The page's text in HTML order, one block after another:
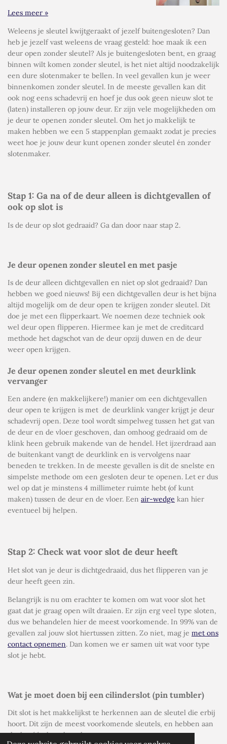
Lees meer »
Weleens je sleutel kwijtgeraakt of jezelf buitengesloten? Dan
heb je jezelf vast weleens de vraag gesteld: hoe maak ik een
deur open zonder sleutel? Als je buitengesloten bent, en graag
binnen wilt komen zonder sleutel, is het niet altijd noodzakelijk
een dure slotenmaker te bellen. In veel gevallen kun je weer
binnenkomen zonder sleutel. In de meeste gevallen kan dit
ook nog eens schadevrij en hoef je dus ook geen nieuw slot te
(laten) installeren op jouw deur. Er zijn vele mogelijkheden om
je deur te openen zonder sleutel. Om het jo makkelijk te
maken hebben we een 5 stappenplan gemaakt zodat je precies
weet hoe je jouw deur kunt openen zonder sleutel én zonder
slotenmaker.
Stap 1: Ga na of de deur alleen is dichtgevallen of
ook op slot is
Is de deur op slot gedraaid? Ga dan door naar stap 2.
Je deur openen zonder sleutel en met pasje
Is de deur alleen dichtgevallen en niet op slot gedraaid? Dan
hebben we goed nieuws! Bij een dichtgevallen deur is het bijna
altijd mogelijk om de deur open te krijgen zonder sleutel. Dit
doe je met een flipperkaart. We noemen deze techniek ook
wel deur open flipperen. Hiermee kan je met de creditcard
methode het dagschot van de deur opzij duwen en de deur
weer open krijgen.
Je deur openen zonder sleutel en met deurklink
vervanger
Een andere (en makkelijkere!) manier om een dichtgevallen
deur open te krijgen is met de deurklink vanger krijgt je deur
schadevrij open. Deze tool wordt simpelweg tussen het gat van
de deur en de vloer geschoven, dan omhoog gedraaid om de
klink heen gebruik makende van de hendel. Het ijzerdraad aan
de buitenkant vangt de deurklink en is vervolgens naar
beneden te trekken. In de meeste gevallen is dit de snelste en
simpelste methode om een gesloten deur te openen. Let er dus
wel op dat je minstens 4 millimeter ruimte hebt (of kunt
maken) tussen de deur en de vloer. Een air-wedge kan hier
eventueel bij helpen.
Stap 2: Check wat voor slot de deur heeft
Het slot van je deur is dichtgedraaid, dus het flipperen van je
deur heeft geen zin.
Belangrijk is nu om erachter te komen om wat voor slot het
gaat dat je graag open wilt draaien. Er zijn erg veel type sloten,
dus we behandelen hier de meest voorkomende. In 99% van de
gevallen zal jouw slot hiertussen zitten. Zo niet, mag je met ons
contact opnemen. Dan komen we er samen uit wat voor type
slot je hebt.
Wat je moet doen bij een cilinderslot (pin tumbler)
Dit slot is het makkelijkst te herkennen aan de sleutel die erbij
hoort. Dit zijn de meest voorkomende sleutels, en hebben aan
slechts één kant kartels.